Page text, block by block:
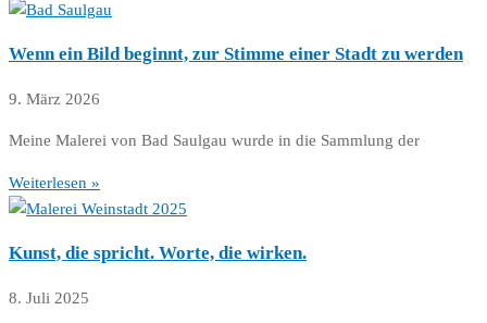
Wenn ein Bild beginnt, zur Stimme einer Stadt zu werden
9. März 2026
Meine Malerei von Bad Saulgau wurde in die Sammlung der
Weiterlesen »
Kunst, die spricht. Worte, die wirken.
8. Juli 2025